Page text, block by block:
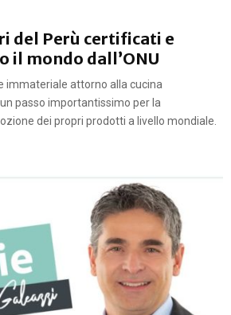
del Perù certificati e
mondo dall’ONU
immateriale attorno alla cucina
passo importantissimo per la
dei propri prodotti a livello mondiale.